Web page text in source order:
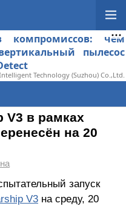
компромиссов: чем
пылесос
Technology (Suzhou) Co.,Ltd.
V3 в рамках
на 20
запуск
V3на среду, 20